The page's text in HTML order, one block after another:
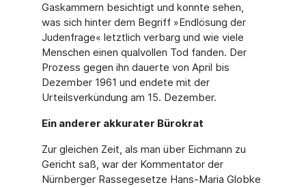
Gaskammern besichtigt und konnte sehen,
was sich hinter dem Begriff »Endlösung der
Judenfrage« letztlich verbarg und wie viele
Menschen einen qualvollen Tod fanden. Der
Prozess gegen ihn dauerte von April bis
Dezember 1961 und endete mit der
Urteilsverkündung am 15. Dezember.
Ein anderer akkurater Bürokrat
Zur gleichen Zeit, als man über Eichmann zu
Gericht saß, war der Kommentator der
Nürnberger Rassegesetze Hans-Maria Globke